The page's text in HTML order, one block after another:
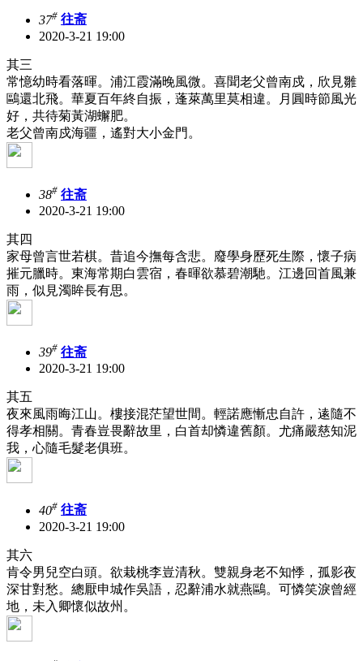
37# 往斋
2020-3-21 19:00
其三
常憶幼時看落暉。浦江霞滿晚風微。喜聞老父曾南戍，欣見雛
鷗還北飛。華夏百年終自振，蓬萊萬里莫相違。月圓時節風光
好，共待菊黃湖蠏肥。
老父曾南戍海疆，遙對大小金門。
38# 往斋
2020-3-21 19:00
其四
家母曾言世若棋。昔追今撫每含悲。廢學身歷死生際，懷子病
摧元臘時。東海常期白雲宿，春暉欲慕碧潮馳。江邊回首風兼
雨，似見濁眸長有思。
39# 往斋
2020-3-21 19:00
其五
夜來風雨晦江山。樓接混茫望世間。輕諾應慚忠自許，逺隨不
得孝相關。青春豈畏辭故里，白首却憐違舊顏。尤痛嚴慈知泥
我，心隨毛髮老俱班。
40# 往斋
2020-3-21 19:00
其六
肯令男兒空白頭。欲栽桃李豈清秋。雙親身老不知悸，孤影夜
深甘對愁。總厭申城作吳語，忍辭浦水就燕鷗。可憐笑淚曾經
地，未入卿懷似故州。